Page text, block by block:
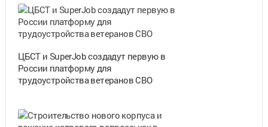
ЦБСТ и SuperJob создадут первую в
России платформу для
трудоустройства ветеранов СВО